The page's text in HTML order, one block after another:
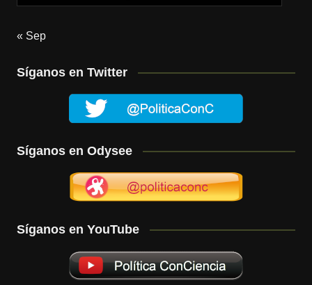
« Sep
Síganos en Twitter
Síganos en Odysee
Síganos en YouTube